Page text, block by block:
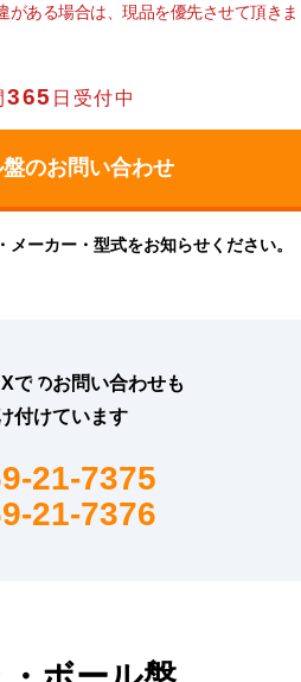
がある場合は、現品を優先させて頂きま
365 日受付中
ーカー・型式をお知らせください。
でのお問い合わせも
付けています
21-7375
21-7376